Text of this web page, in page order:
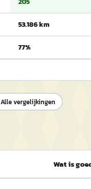
53.186 km
77%
Alle vergelijkingen
Wat is